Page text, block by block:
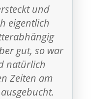
und
eigentlich
gut, so war
natürlich
Zeiten am